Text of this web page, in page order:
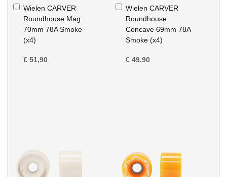
Wielen CARVER
Roundhouse Mag
70mm 78A Smoke
(x4)
€ 51,90
In
Winkelwagen
Wielen CARVER
Roundhouse
Concave 69mm 78A
Smoke (x4)
€ 49,90
In
Winkelwagen